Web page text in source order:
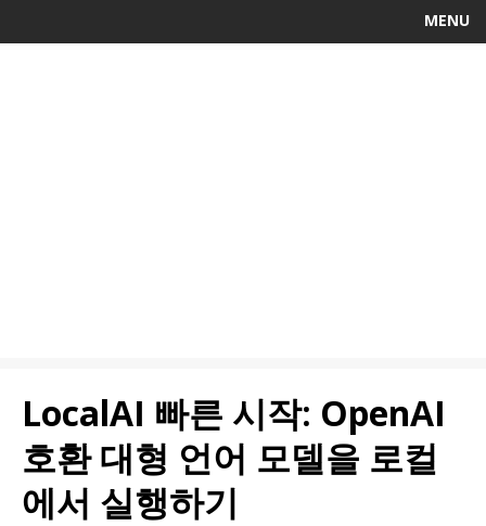
MENU
LocalAI 빠른 시작: OpenAI
호환 대형 언어 모델을 로컬
에서 실행하기